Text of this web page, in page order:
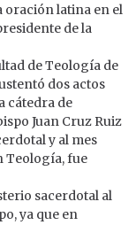
oración latina en el
de la
de Teología de
dos actos
cátedra de
Juan Cruz Ruiz
y al mes
Teología, fue
sacerdotal al
ya que en